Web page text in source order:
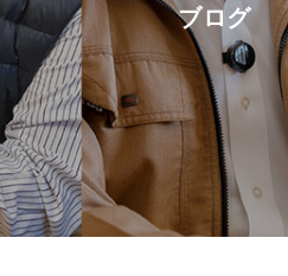
ブログ